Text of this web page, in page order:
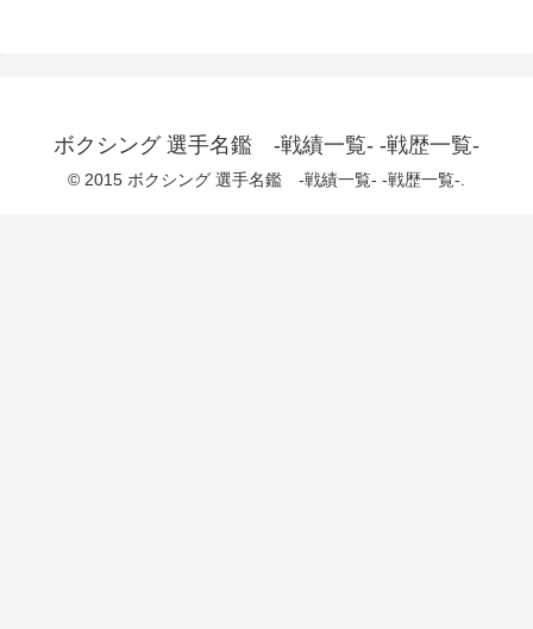
ボクシング 選手名鑑 -戦績一覧- -戦歴一覧-
© 2015 ボクシング 選手名鑑 -戦績一覧- -戦歴一覧-.